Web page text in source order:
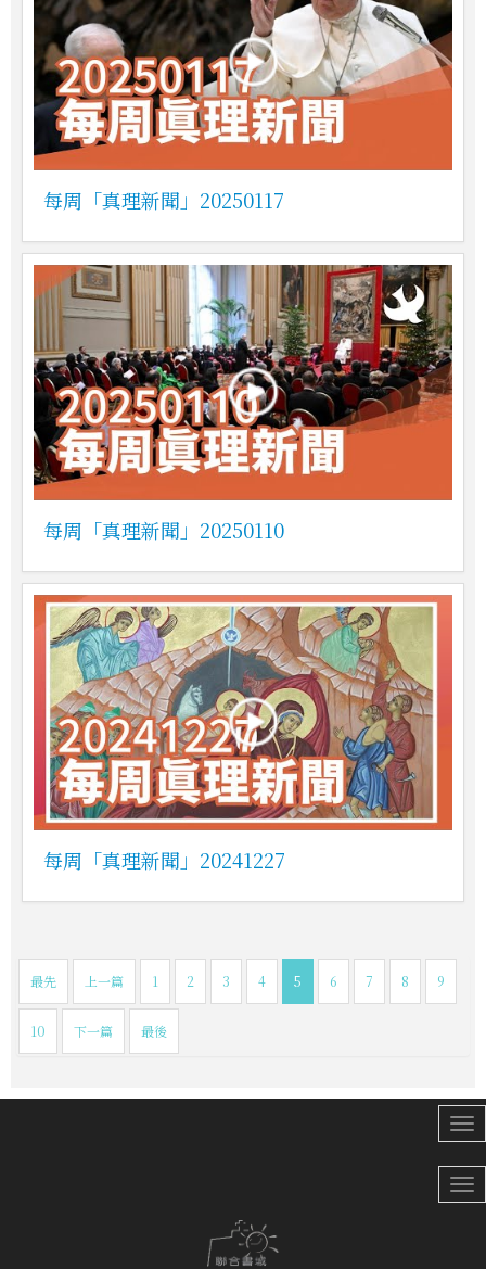
每周「真理新聞」20250117
每周「真理新聞」20250110
每周「真理新聞」20241227
最先 上一篇 1 2 3 4 5 6 7 8 9
10 下一篇 最後